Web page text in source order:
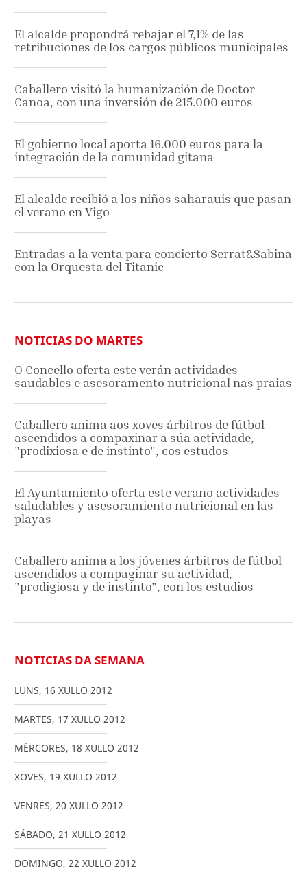
El alcalde propondrá rebajar el 7,1% de las
retribuciones de los cargos públicos municipales
Caballero visitó la humanización de Doctor
Canoa, con una inversión de 215.000 euros
El gobierno local aporta 16.000 euros para la
integración de la comunidad gitana
El alcalde recibió a los niños saharauis que pasan
el verano en Vigo
Entradas a la venta para concierto Serrat&Sabina
con la Orquesta del Titanic
NOTICIAS DO MARTES
O Concello oferta este verán actividades
saudables e asesoramento nutricional nas praias
Caballero anima aos xoves árbitros de fútbol
ascendidos a compaxinar a súa actividade,
"prodixiosa e de instinto", cos estudos
El Ayuntamiento oferta este verano actividades
saludables y asesoramiento nutricional en las
playas
Caballero anima a los jóvenes árbitros de fútbol
ascendidos a compaginar su actividad,
"prodigiosa y de instinto", con los estudios
NOTICIAS DA SEMANA
LUNS, 16 XULLO 2012
MARTES, 17 XULLO 2012
MÉRCORES, 18 XULLO 2012
XOVES, 19 XULLO 2012
VENRES, 20 XULLO 2012
SÁBADO, 21 XULLO 2012
DOMINGO, 22 XULLO 2012